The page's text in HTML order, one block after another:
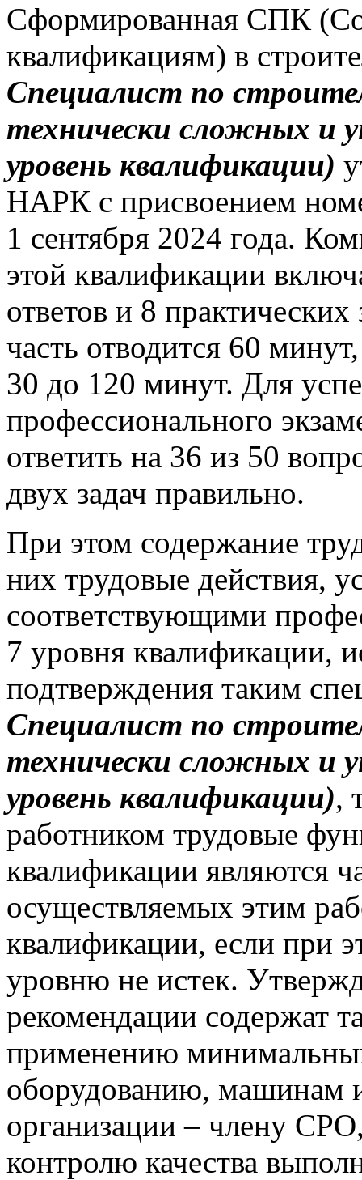
Сформированная СПК
квалификациям) в
Специалист по
технически сложных и
уровень квалификации)
НАРК с присвоением
1 сентября 2024 года.
этой квалификации
ответов и 8
часть отводится 60
30 до 120 минут. Для
профессионального
ответить на 36 из 50
двух задач правильно.
При этом содержание
них трудовые действия,
соответствующими
7 уровня квалификации,
подтверждения таким
Специалист по
технически сложных и
уровень квалификации),
работником трудовые
квалификации являются
осуществляемых этим
квалификации, если при
уровню не истек.
рекомендации содержат
применению
оборудованию, машинам
организации – члену
контролю качества